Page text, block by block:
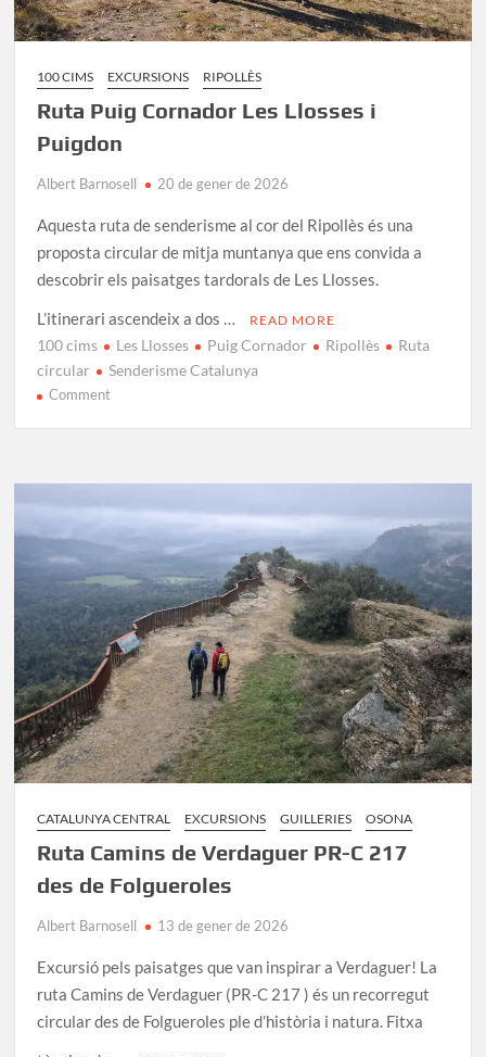
100 CIMS EXCURSIONS RIPOLLÈS
Ruta Puig Cornador Les Llosses i
Puigdon
Albert Barnosell 20 de gener de 2026
Aquesta ruta de senderisme al cor del Ripollès és una
proposta circular de mitja muntanya que ens convida a
descobrir els paisatges tardorals de Les Llosses.
L’itinerari ascendeix a dos …
READ MORE
100 cims Les Llosses Puig Cornador Ripollès
Ruta
circular
Senderisme Catalunya
Commenton
Les
Llosses
Puigdon
CATALUNYA CENTRAL EXCURSIONS GUILLERIES OSONA
Ruta Camins de Verdaguer PR-C 217
des de Folgueroles
Albert Barnosell 13 de gener de 2026
Excursió pels paisatges que van inspirar a Verdaguer! La
ruta Camins de Verdaguer (PR-C 217 ) és un recorregut
circular des de Folgueroles ple d’història i natura. Fitxa